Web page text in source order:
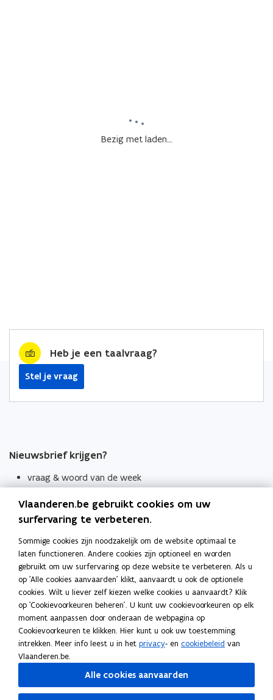
Bezig met laden...
Heb je een taalvraag?
Stel je vraag
Nieuwsbrief krijgen?
vraag & woord van de week
Schrijf je in
Thema's
Taaladviezen
Spellingregels
Tips voor duidelijke taal
Bekijk ook
Spellingtests
Boek- en webwijzer
Vlaanderen.be gebruikt cookies om uw
surfervaring te verbeteren.
Sommige cookies zijn noodzakelijk om de website optimaal te
laten functioneren. Andere cookies zijn optioneel en worden
gebruikt om uw surfervaring op deze website te verbeteren. Als u
op 'Alle cookies aanvaarden' klikt, aanvaardt u ook de optionele
cookies. Wilt u liever zelf kiezen welke cookies u aanvaardt? Klik
op 'Cookievoorkeuren beheren'. U kunt uw cookievoorkeuren op elk
moment aanpassen door onderaan de webpagina op
Cookievoorkeuren te klikken. Hier kunt u ook uw toestemming
intrekken. Meer info leest u in het privacy- en cookiebeleid van
Vlaanderen.be.
Alle cookies aanvaarden